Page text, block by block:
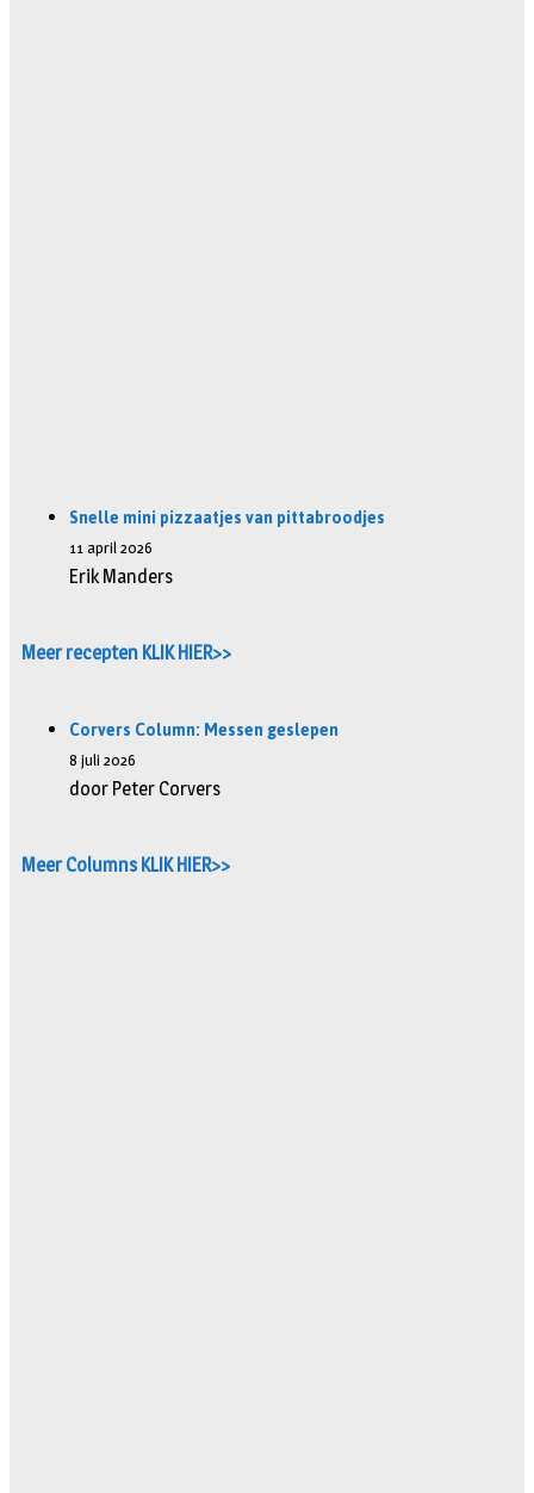
Snelle mini pizzaatjes van pittabroodjes
11 april 2026
Erik Manders
Meer recepten KLIK HIER>>
Corvers Column: Messen geslepen
8 juli 2026
door Peter Corvers
Meer Columns KLIK HIER>>